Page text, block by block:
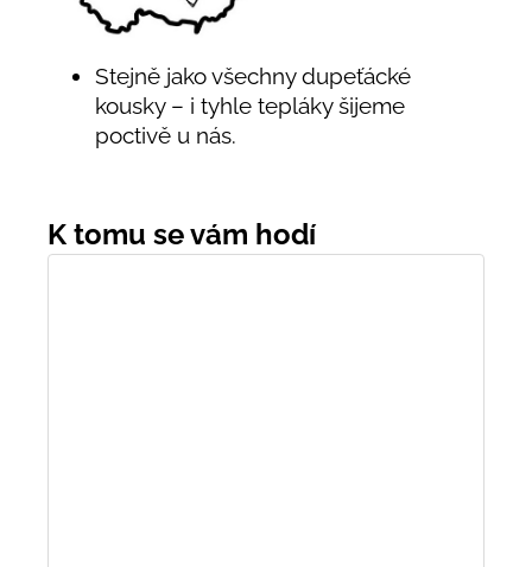
Stejně jako všechny dupeťácké
kousky – i tyhle tepláky šijeme
poctivě u nás.